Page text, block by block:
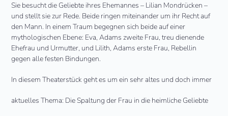
Sie besucht die Geliebte ihres Ehemannes – Lilian Mondrücken –
und stellt sie zur Rede. Beide ringen miteinander um ihr Recht auf
den Mann. In einem Traum begegnen sich beide auf einer
mythologischen Ebene: Eva, Adams zweite Frau, treu dienende
Ehefrau und Urmutter, und Lilith, Adams erste Frau, Rebellin
gegen alle festen Bindungen.
In diesem Theaterstück geht es um ein sehr altes und doch immer
aktuelles Thema: Die Spaltung der Frau in die heimliche Geliebte